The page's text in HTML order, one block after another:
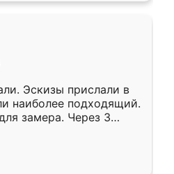
Эскизы прислали в
наиболее подходящий.
замера. Через 3
готова. Остались
Ренессанс
работу!